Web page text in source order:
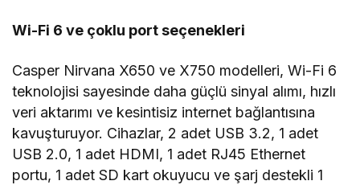
Wi-Fi 6 ve çoklu port seçenekleri
Casper Nirvana X650 ve X750 modelleri, Wi-Fi 6
teknolojisi sayesinde daha güçlü sinyal alımı, hızlı
veri aktarımı ve kesintisiz internet bağlantısına
kavuşturuyor. Cihazlar, 2 adet USB 3.2, 1 adet
USB 2.0, 1 adet HDMI, 1 adet RJ45 Ethernet
portu, 1 adet SD kart okuyucu ve şarj destekli 1